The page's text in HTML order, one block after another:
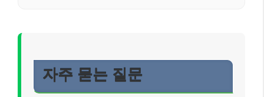
자주 묻는 질문